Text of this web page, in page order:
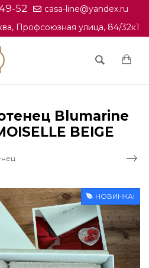
52
casa-line@yandex.ru
Профсоюзная улица, 84/32к1
Blumarine
BEIGE
НОВИНКА!